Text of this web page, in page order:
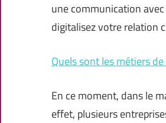
une communication
digitalisez votre relation
Quels sont les métiers
En ce moment, dans le
effet, plusieurs